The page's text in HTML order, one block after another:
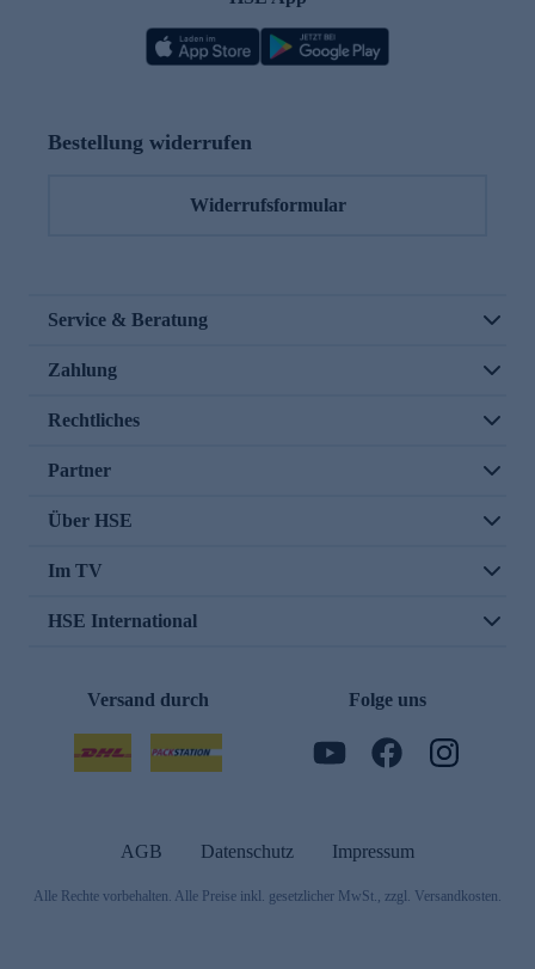
Bestellung widerrufen
Widerrufsformular
Service & Beratung
Zahlung
Rechtliches
Partner
Über HSE
Im TV
HSE International
Versand durch Folge uns
AGB Datenschutz Impressum
Alle Rechte vorbehalten. Alle Preise inkl. gesetzlicher MwSt., zzgl. Versandkosten.